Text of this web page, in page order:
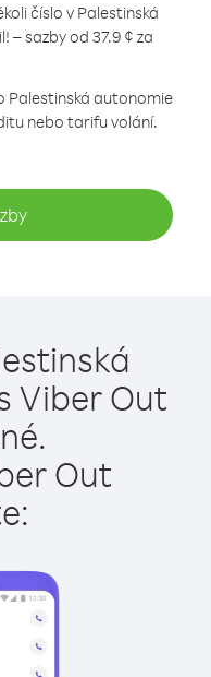
číslo v Palestinská
– sazby od 37.9 ¢ za
Palestinská autonomie
nebo tarifu volání.
Viber Out
Out